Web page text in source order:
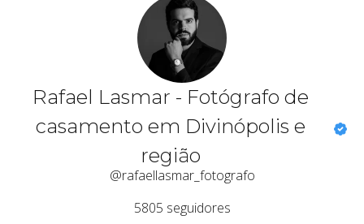
Rafael Lasmar - Fotógrafo de
casamento em Divinópolis e
região
@rafaellasmar_fotografo
5805 seguidores